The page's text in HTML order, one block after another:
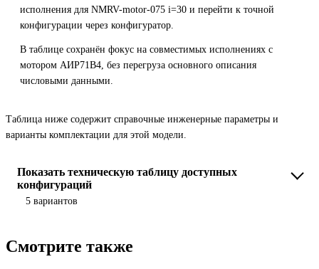
исполнения для NMRV-motor-075 i=30 и перейти к точной
конфигурации через конфигуратор.
В таблице сохранён фокус на совместимых исполнениях с
мотором АИР71B4, без перегруза основного описания
числовыми данными.
Таблица ниже содержит справочные инженерные параметры и
варианты комплектации для этой модели.
Показать техническую таблицу доступных
конфигураций
5 вариантов
Смотрите также